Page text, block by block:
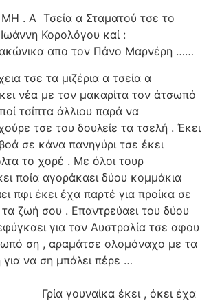
. Α Τσεία α Σταματού τσε το
Ιωάννη Κορολόγου καί :
απο τον Πάνο Μαρνέρη ……
τσε τα μιζέρια α τσεία α
νέα με τον μακαρίτα τον άτσωπό
τσίπτα άλλιου παρά να
τσε του δουλείε τα τσελή . Έκει
σε κάνα πανηγύρι τσε έκει
το χορέ . Με όλοι τουρ
ποία αγοράκαει δύου κομμάκια
πφι έκει έχα παρτέ για προίκα σε
ζωή σου . Επαντρεύαει του δύου
για ταν Αυστραλία τσε αφου
ση , αραμάτσε ολομόναχο με τα
για να ση μπάλει πέρε …
έκει , όκει έχα